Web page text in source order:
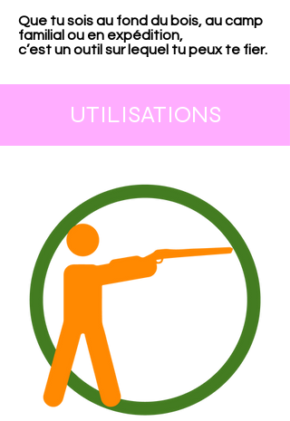
Que tu sois au fond du bois, au camp
familial ou en expédition,
c’est un outil sur lequel tu peux te fier.
UTILISATIONS